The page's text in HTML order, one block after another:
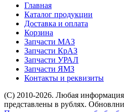
Главная
Каталог продукции
Доставка и оплата
Корзина
Запчасти МАЗ
Запчасти КрАЗ
Запчасти УРАЛ
Запчасти ЯМЗ
Контакты и реквизиты
(C) 2010-2026. Любая информация
представлены в рублях.